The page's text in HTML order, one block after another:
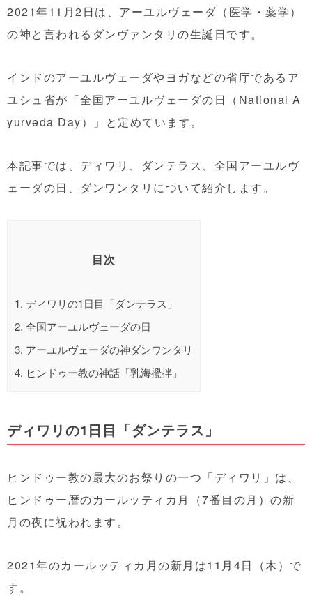
2021年11月2日は、アーユルヴェーダ（医学・薬学）
の神と言われるダンヴァンタリの生誕日です。
インドのアーユルヴェーダやヨガなどの省庁であるア
ユシュ省が「全国アーユルヴェーダの日（National A
yurveda Day）」と定めています。
本記事では、ディワリ、ダンテラス、全国アーユルヴ
ェーダの日、ダンワンタリについて紹介します。
目次
1. ディワリの1日目「ダンテラス」
2. 全国アーユルヴェーダの日
3. アーユルヴェーダの神ダンワンタリ
4. ヒンドゥー教の神話「乳海攪拌」
ディワリの1日目「ダンテラス」
ヒンドゥー教の最大のお祭りの一つ「ディワリ」は、
ヒンドゥー暦のカールッティカ月（7番目の月）の新
月の夜に祝われます。
2021年のカールッティカ月の新月は11月4日（木）で
す。